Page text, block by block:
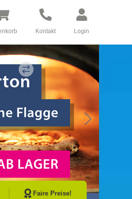
Kontakt Login
Go to Next
Faire Preise!